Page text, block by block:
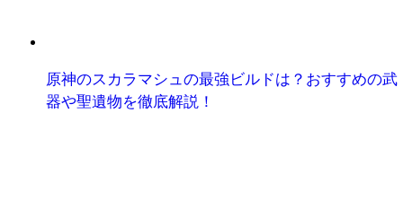
原神のスカラマシュの最強ビルドは？おすすめの武
器や聖遺物を徹底解説！